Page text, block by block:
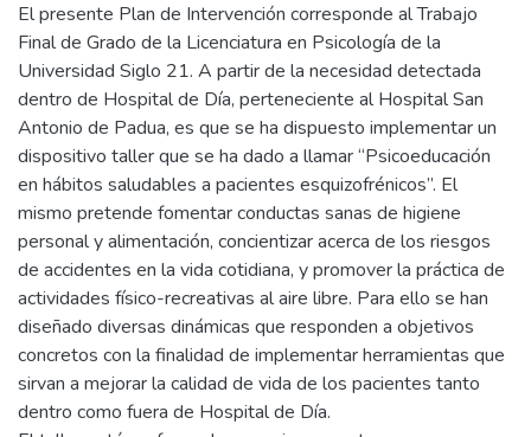
El presente Plan de Intervención corresponde al Trabajo
Final de Grado de la Licenciatura en Psicología de la
Universidad Siglo 21. A partir de la necesidad detectada
dentro de Hospital de Día, perteneciente al Hospital San
Antonio de Padua, es que se ha dispuesto implementar un
dispositivo taller que se ha dado a llamar “Psicoeducación
en hábitos saludables a pacientes esquizofrénicos”. El
mismo pretende fomentar conductas sanas de higiene
personal y alimentación, concientizar acerca de los riesgos
de accidentes en la vida cotidiana, y promover la práctica de
actividades físico-recreativas al aire libre. Para ello se han
diseñado diversas dinámicas que responden a objetivos
concretos con la finalidad de implementar herramientas que
sirvan a mejorar la calidad de vida de los pacientes tanto
dentro como fuera de Hospital de Día.